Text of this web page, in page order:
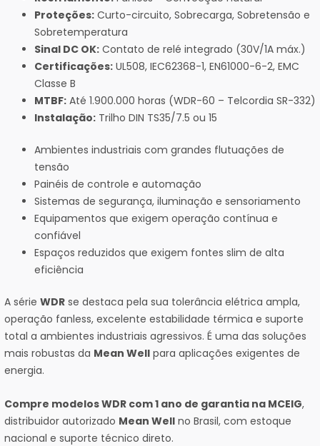
Proteções: Curto-circuito, Sobrecarga, Sobretensão e
Sobretemperatura
Sinal DC OK: Contato de relé integrado (30V/1A máx.)
Certificações: UL508, IEC62368-1, EN61000-6-2, EMC
Classe B
MTBF: Até 1.900.000 horas (WDR-60 – Telcordia SR-332)
Instalação: Trilho DIN TS35/7.5 ou 15
Ambientes industriais com grandes flutuações de
tensão
Painéis de controle e automação
Sistemas de segurança, iluminação e sensoriamento
Equipamentos que exigem operação contínua e
confiável
Espaços reduzidos que exigem fontes slim de alta
eficiência
A série WDR se destaca pela sua tolerância elétrica ampla,
operação fanless, excelente estabilidade térmica e suporte
total a ambientes industriais agressivos. É uma das soluções
mais robustas da Mean Well para aplicações exigentes de
energia.
Compre modelos WDR com 1 ano de garantia na MCEIG,
distribuidor autorizado Mean Well no Brasil, com estoque
nacional e suporte técnico direto.